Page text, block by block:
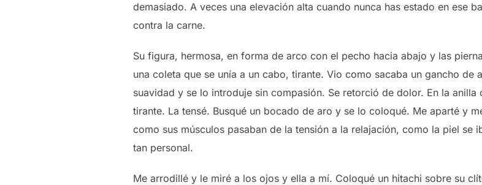
demasiado. A veces una elevación alta cuando nunca has estado en ese
contra la carne.
Su figura, hermosa, en forma de arco con el pecho hacia abajo y las
una coleta que se unía a un cabo, tirante. Vio como sacaba un gancho
suavidad y se lo introduje sin compasión. Se retorció de dolor. En la
tirante. La tensé. Busqué un bocado de aro y se lo coloqué. Me aparté y
como sus músculos pasaban de la tensión a la relajación, como la piel se
tan personal.
Me arrodillé y le miré a los ojos y ella a mí. Coloqué un hitachi sobre su